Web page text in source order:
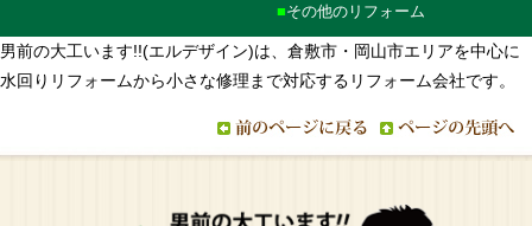
その他のリフォーム
男前の大工います!!(エルデザイン)は、倉敷市・岡山市エリアを中心に
水回りリフォームから小さな修理まで対応するリフォーム会社です。